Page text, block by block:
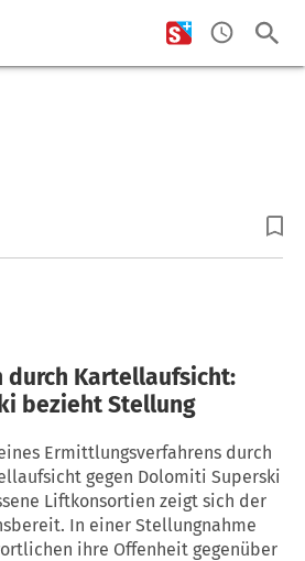
durch Kartellaufsicht:
bezieht Stellung
Ermittlungsverfahrens durch
gegen Dolomiti Superski
Liftkonsortien zeigt sich der
In einer Stellungnahme
ihre Offenheit gegenüber